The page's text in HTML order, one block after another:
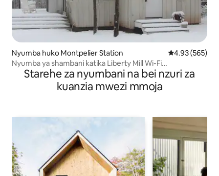
Nyumba huko Montpelier Station Ukadiriaji wa
4.93 (565)
Nyumba ya shambani katika Liberty Mill Wi-Fi
Iliyoboreshwa Mnyama kipenzi $50
Starehe za nyumbani na bei nzuri za
kuanzia mwezi mmoja